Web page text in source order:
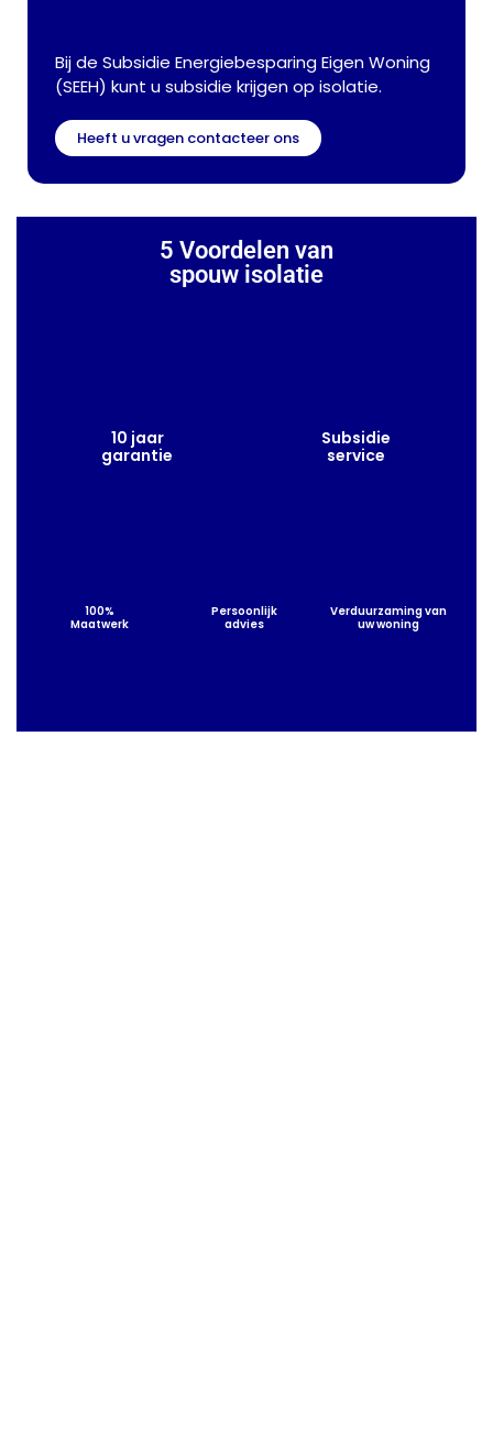
Bij de Subsidie ​​Energiebesparing Eigen Woning
(SEEH) kunt u subsidie ​​krijgen op isolatie.
Heeft u vragen contacteer ons
5 Voordelen van
spouw isolatie
10 jaar
garantie
Subsidie
service
100%
Maatwerk
Persoonlijk
advies
Verduurzaming van
uw woning